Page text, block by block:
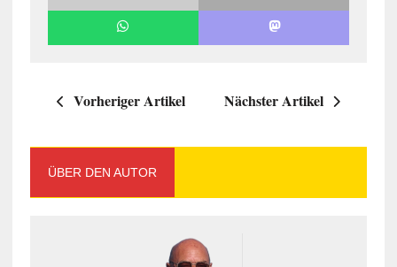
Vorheriger Artikel Nächster Artikel
ÜBER DEN AUTOR